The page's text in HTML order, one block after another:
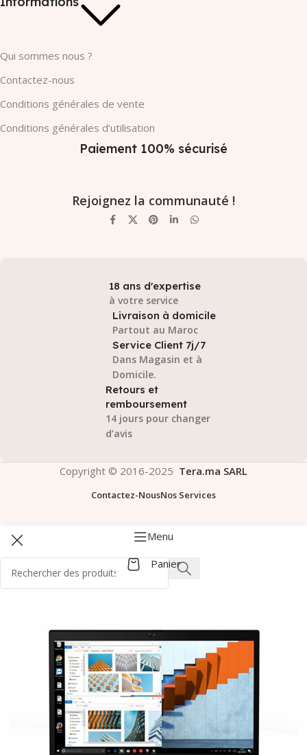
Qui sommes nous ?
Contactez-nous
Conditions générales de vente
Conditions générales d’utilisation
Paiement 100% sécurisé
Rejoignez la communauté !
18 ans d'expertise
à votre service
Livraison à domicile
Partout au Maroc
Service Client 7j/7
Dans Magasin et à
Domicile.
Retours et
remboursement
14 jours pour changer
d’avis
Copyright © 2016-2025 Tera.ma SARL
Contactez-NousNos Services
Menu
Panier